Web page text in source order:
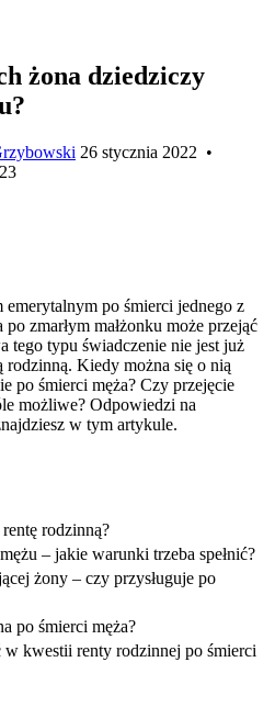
żona dziedziczy
26 stycznia 2022 •
emerytalnym po śmierci jednego z
zmarłym małżonku może przejąć
tego typu świadczenie nie jest już
rodzinną. Kiedy można się o nią
po śmierci męża? Czy przejęcie
możliwe? Odpowiedzi na
w tym artykule.
rodzinną?
– jakie warunki trzeba spełnić?
żony – czy przysługuje po
po śmierci męża?
kwestii renty rodzinnej po śmierci